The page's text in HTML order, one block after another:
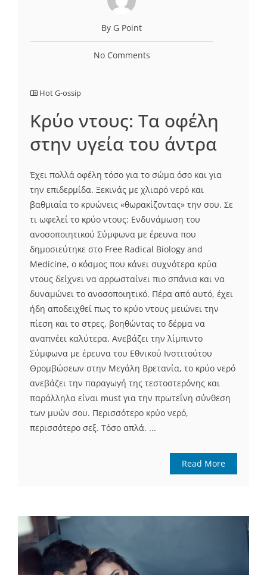
By G Point
No Comments
Hot G-ossip
Κρύο ντους: Τα οφέλη
στην υγεία του άντρα
Έχει πολλά οφέλη τόσο για το σώμα όσο και για
την επιδερμίδα. Ξεκινάς με χλιαρό νερό και
βαθμιαία το κρυώνεις «θωρακίζοντας» την σου. Σε
τι ωφελεί το κρύο ντους: Ενδυνάμωση του
ανοσοποιητικού Σύμφωνα με έρευνα που
δημοσιεύτηκε στο Free Radical Biology and
Medicine, ο κόσμος που κάνει συχνότερα κρύα
ντους δείχνει να αρρωσταίνει πιο σπάνια και να
δυναμώνει το ανοσοποιητικό. Πέρα από αυτό, έχει
ήδη αποδειχθεί πως το κρύο ντους μειώνει την
πίεση και το στρες, βοηθώντας το δέρμα να
αναπνέει καλύτερα. Ανεβάζει την λίμπιντο
Σύμφωνα με έρευνα του Εθνικού Ινστιτούτου
Θρομβώσεων στην Μεγάλη Βρετανία, το κρύο νερό
ανεβάζει την παραγωγή της τεστοστερόνης και
παράλληλα είναι must για την πρωτεΐνη σύνθεση
των μυών σου. Περισσότερο κρύο νερό,
περισσότερο σεξ. Τόσο απλά. ...
Read More